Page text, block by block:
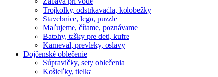
Trojkolky, odstrkavadla, kolobežky
Stavebnice, lego, puzzle
Maľujeme, čítame, poznávame
Batohy, tašky pre deti, kufre
Karneval, prevleky, oslavy
Dojčenské oblečenie
Súpravičky, sety oblečenia
Košieľky, tielka